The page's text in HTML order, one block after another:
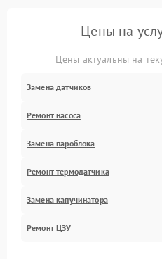
Цены на
Цены актуальны на
Замена датчиков
Ремонт насоса
Замена пароблока
Ремонт термодатчика
Замена капучинатора
Ремонт ЦЗУ